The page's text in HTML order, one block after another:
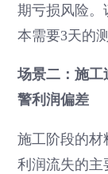
期亏损风险。
本需要3天的
场景二：施
警利润偏差
施工阶段的材
利润流失的主